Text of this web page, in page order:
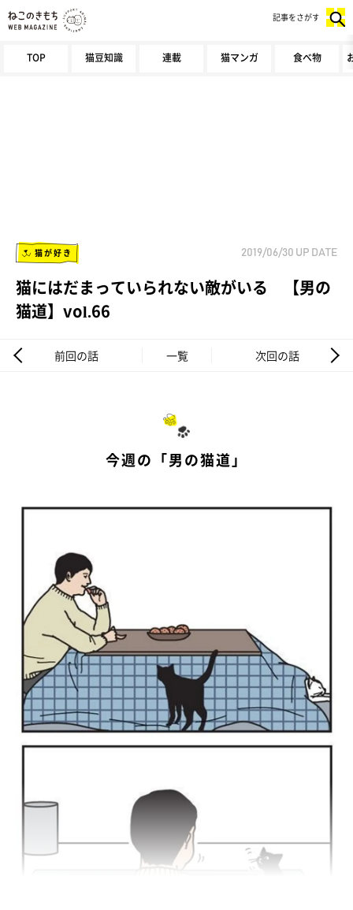
TOP 猫豆知識 連載 猫マンガ 食べ物
記事をさがす
猫が好き 2019/06/30 UP DATE
猫にはだまっていられない敵がいる 【男の
猫道】vol.66
前回の話 一覧 次回の話
今週の「男の猫道」